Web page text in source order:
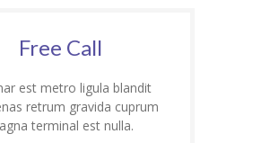
Free Call
est metro ligula blandit
retrum gravida cuprum
terminal est nulla.